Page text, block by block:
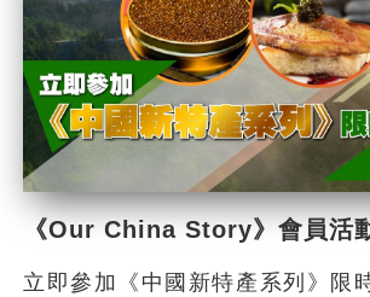
《Our China Story》會員活
立即參加《中國新特產系列》限